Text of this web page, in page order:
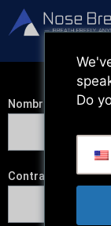
Nombre de
Contraseña
Do